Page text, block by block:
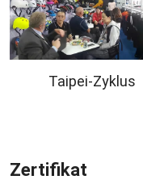
Taipei-Zyklus
Zertifikat